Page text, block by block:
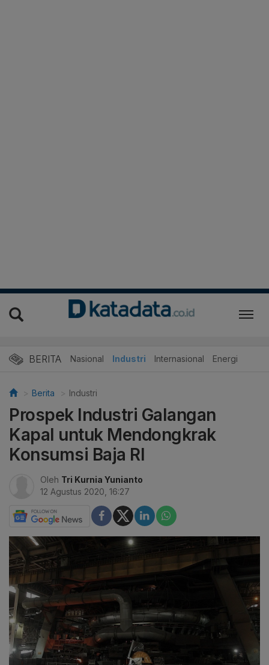
BERITA Nasional Industri Internasional Energi
Berita Industri
Prospek Industri Galangan
Kapal untuk Mendongkrak
Konsumsi Baja RI
Oleh Tri Kurnia Yunianto
12 Agustus 2020, 16:27